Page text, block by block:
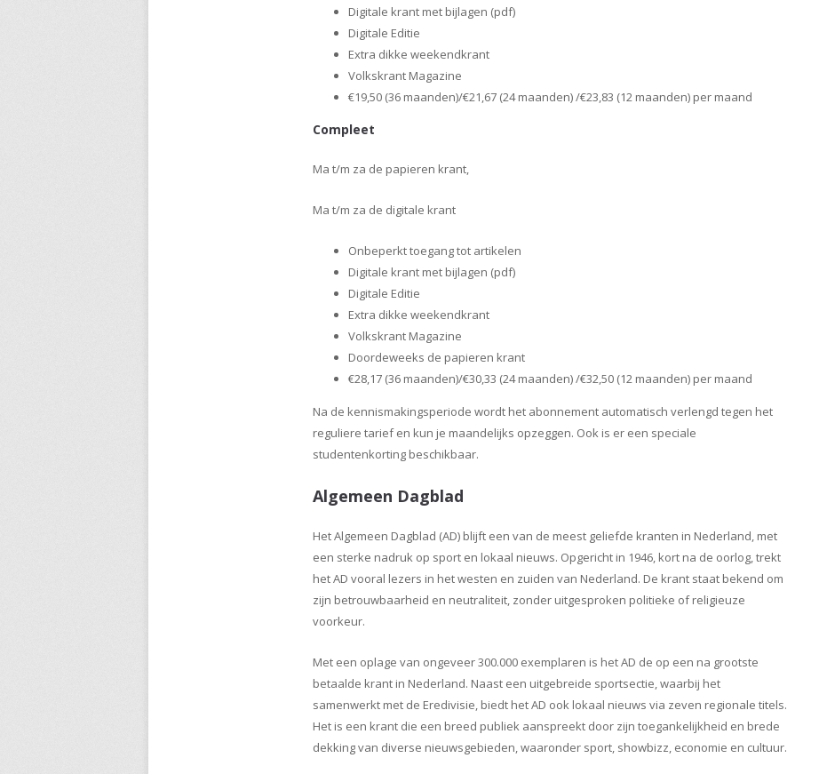
Digitale krant met bijlagen (pdf)
Digitale Editie
Extra dikke weekendkrant
Volkskrant Magazine
€19,50 (36 maanden)/€21,67 (24 maanden) /€23,83 (12 maanden) per maand
Compleet
Ma t/m za de papieren krant,
Ma t/m za de digitale krant
Onbeperkt toegang tot artikelen
Digitale krant met bijlagen (pdf)
Digitale Editie
Extra dikke weekendkrant
Volkskrant Magazine
Doordeweeks de papieren krant
€28,17 (36 maanden)/€30,33 (24 maanden) /€32,50 (12 maanden) per maand
Na de kennismakingsperiode wordt het abonnement automatisch verlengd tegen het
reguliere tarief en kun je maandelijks opzeggen. Ook is er een speciale
studentenkorting beschikbaar.
Algemeen Dagblad
Het Algemeen Dagblad (AD) blijft een van de meest geliefde kranten in Nederland, met
een sterke nadruk op sport en lokaal nieuws. Opgericht in 1946, kort na de oorlog, trekt
het AD vooral lezers in het westen en zuiden van Nederland. De krant staat bekend om
zijn betrouwbaarheid en neutraliteit, zonder uitgesproken politieke of religieuze
voorkeur.
Met een oplage van ongeveer 300.000 exemplaren is het AD de op een na grootste
betaalde krant in Nederland. Naast een uitgebreide sportsectie, waarbij het
samenwerkt met de Eredivisie, biedt het AD ook lokaal nieuws via zeven regionale titels.
Het is een krant die een breed publiek aanspreekt door zijn toegankelijkheid en brede
dekking van diverse nieuwsgebieden, waaronder sport, showbizz, economie en cultuur.